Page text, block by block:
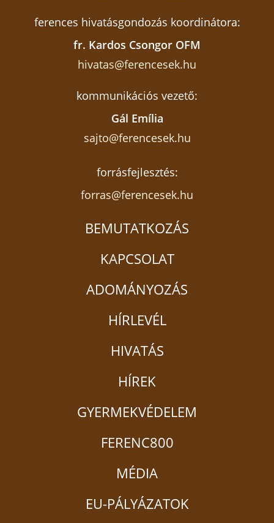
ferences hivatásgondozás koordinátora:
fr. Kardos Csongor OFM
hivatas@ferencesek.hu
kommunikációs vezető:
Gál Emília
sajto@ferencesek.hu
forrásfejlesztés:
forras@ferencesek.hu
BEMUTATKOZÁS
KAPCSOLAT
ADOMÁNYOZÁS
HÍRLEVÉL
HIVATÁS
HÍREK
GYERMEKVÉDELEM
FERENC800
MÉDIA
EU-PÁLYÁZATOK